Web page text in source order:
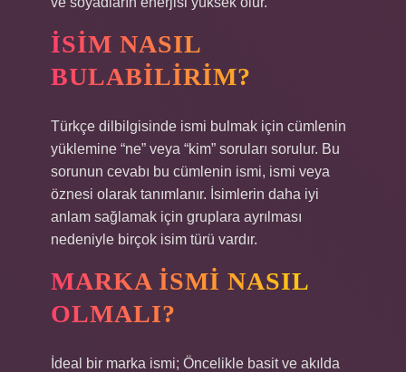
İSIM NASIL
BULABILIRIM?
Türkçe dilbilgisinde ismi bulmak için cümlenin
yüklemine “ne” veya “kim” soruları sorulur. Bu
sorunun cevabı bu cümlenin ismi, ismi veya
öznesi olarak tanımlanır. İsimlerin daha iyi
anlam sağlamak için gruplara ayrılması
nedeniyle birçok isim türü vardır.
MARKA ISMI NASIL
OLMALI?
İdeal bir marka ismi; Öncelikle basit ve akılda